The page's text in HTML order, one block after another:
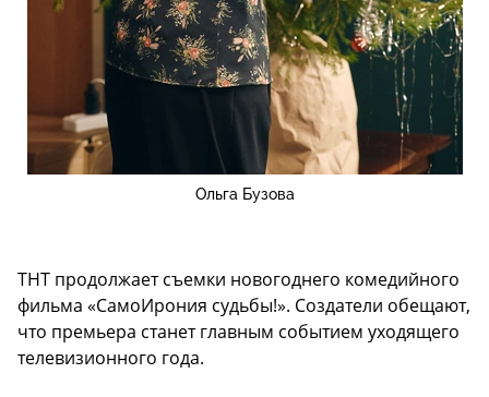
Ольга Бузова
ТНТ продолжает съемки новогоднего комедийного
фильма «СамоИрония судьбы!». Создатели обещают,
что премьера станет главным событием уходящего
телевизионного года.